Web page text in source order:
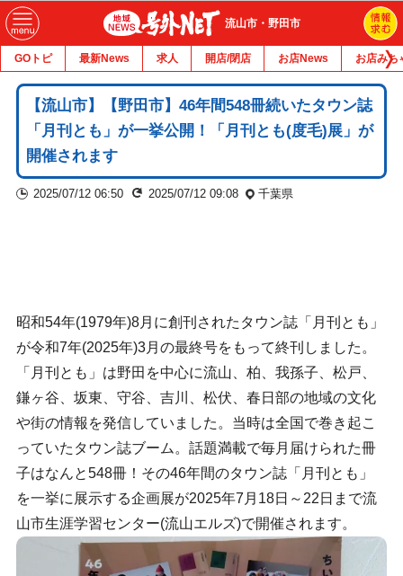
流山市・野田市
GOトピ 最新News 求人 開店/閉店 お店News お店みち
【流山市】【野田市】46年間548冊続いたタウン誌
「月刊とも」が一挙公開！「月刊とも(度毛)展」が
開催されます
2025/07/12 06:50 2025/07/12 09:08 千葉県
昭和54年(1979年)8月に創刊されたタウン誌「月刊とも」
が令和7年(2025年)3月の最終号をもって終刊しました。
「月刊とも」は野田を中心に流山、柏、我孫子、松戸、
鎌ヶ谷、坂東、守谷、吉川、松伏、春日部の地域の文化
や街の情報を発信していました。当時は全国で巻き起こ
っていたタウン誌ブーム。話題満載で毎月届けられた冊
子はなんと548冊！その46年間のタウン誌「月刊とも」
を一挙に展示する企画展が2025年7月18日～22日まで流
山市生涯学習センター(流山エルズ)で開催されます。